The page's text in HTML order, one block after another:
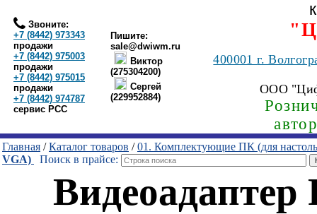
Звоните:
+7 (8442) 973343
продажи
+7 (8442) 975003
продажи
+7 (8442) 975015
продажи
+7 (8442) 974787
сервис РСС
Пишите:
sale@dwiwm.ru
Виктор
(275304200)
Сергей
(229952884)
400001г.
ООО
Главная /Каталог товаров /01. Комплектующие ПК (для
VGA)
Поиск в прайсе: